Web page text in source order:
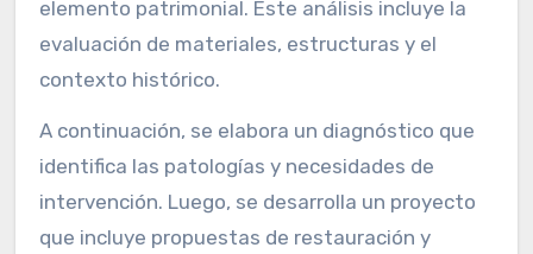
elemento patrimonial. Este análisis incluye la
evaluación de materiales, estructuras y el
contexto histórico.
A continuación, se elabora un diagnóstico que
identifica las patologías y necesidades de
intervención. Luego, se desarrolla un proyecto
que incluye propuestas de restauración y